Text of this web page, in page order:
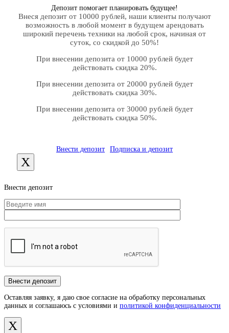
Депозит помогает планировать будущее!
Внеся депозит от 10000 рублей, наши клиенты получают
возможность в любой момент в будущем арендовать
широкий перечень техники на любой срок, начиная от
суток, со скидкой до 50%!
При внесении депозита от 10000 рублей будет
действовать скидка 20%.
При внесении депозита от 20000 рублей будет
действовать скидка 30%.
При внесении депозита от 30000 рублей будет
действовать скидка 50%.
Внести депозит Подписка и депозит
X
Внести депозит
Оставляя заявку, я даю свое согласие на обработку персональных
данных и соглашаюсь с условиями и политикой конфиденциальности
X